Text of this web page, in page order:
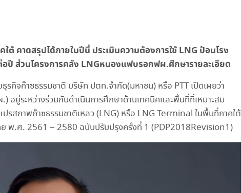
คาดสรุปได้ภายในปีนี้ ประเมินความต้องการใช้ LNG ป้อนโรง
ปี ส่วนโครงการคลัง LNGหนองแฟบรอกฟผ.ศึกษารายละเอียด
กิจก๊าซธรรมชาติ บริษัท ปตท.จำกัด(มหาชน) หรือ PTT เปิดเผยว่า
อยู่ระหว่างร่วมกันดำเนินการศึกษาด้านเทคนิคและพื้นที่ที่เหมาะสม
รสภาพก๊าซธรรมชาติเหลว (LNG) หรือ LNG Terminal ในพื้นที่ภาคใต้
พ.ศ. 2561 – 2580 ฉบับปรับปรุงครั้งที่ 1 (PDP2018Revision1)